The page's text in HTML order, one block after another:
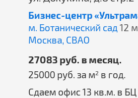
Бизнес-центр
м. Ботанический сад12
Москва, СВАО
27083 руб. в месяц.
25000 руб. за м2 в год.
Сдаем офис 13 кв.м. в